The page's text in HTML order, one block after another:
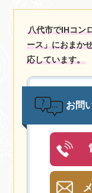
八代市でIHコン
ース」におまか
応しています。
お問